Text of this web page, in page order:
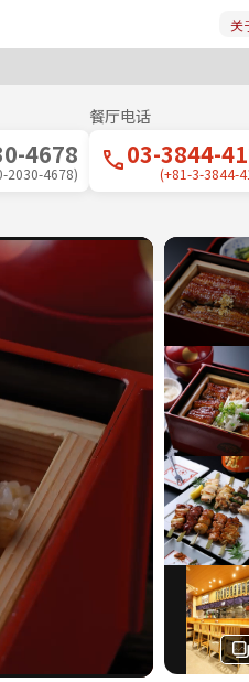
关
4678
2030-4678)
餐厅电话
03-3844-
(+81-3-3844-